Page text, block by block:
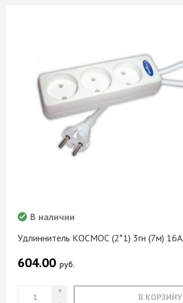
Удлиннитель КОСМОС (2*1) 3гн (7м) 16А
В наличии
604.00 руб.
В КОРЗИНУ